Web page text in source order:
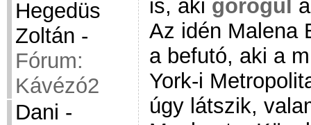
Hegedüs
Zoltán -
Fórum:
Kávézó2
Dani -
is, aki görögül
Az idén Malena
a befutó, aki a
York-i
úgy látszik,